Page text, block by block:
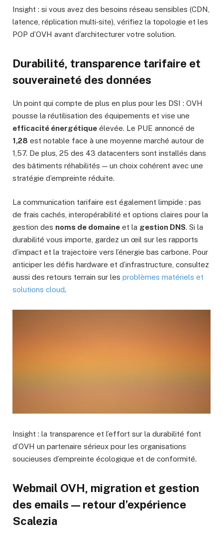
Insight : si vous avez des besoins réseau sensibles (CDN,
latence, réplication multi‑site), vérifiez la topologie et les
POP d’OVH avant d’architecturer votre solution.
Durabilité, transparence tarifaire et
souveraineté des données
Un point qui compte de plus en plus pour les DSI : OVH
pousse la réutilisation des équipements et vise une
efficacité énergétique élevée. Le PUE annoncé de
1,28 est notable face à une moyenne marché autour de
1,57. De plus, 25 des 43 datacenters sont installés dans
des bâtiments réhabilités — un choix cohérent avec une
stratégie d’empreinte réduite.
La communication tarifaire est également limpide : pas
de frais cachés, interopérabilité et options claires pour la
gestion des noms de domaine et la gestion DNS. Si la
durabilité vous importe, gardez un œil sur les rapports
d’impact et la trajectoire vers l’énergie bas carbone. Pour
anticiper les défis hardware et d’infrastructure, consultez
aussi des retours terrain sur les problèmes matériels et
solutions cloud.
Insight : la transparence et l’effort sur la durabilité font
d’OVH un partenaire sérieux pour les organisations
soucieuses d’empreinte écologique et de conformité.
Webmail OVH, migration et gestion
des emails — retour d’expérience
Scalezia